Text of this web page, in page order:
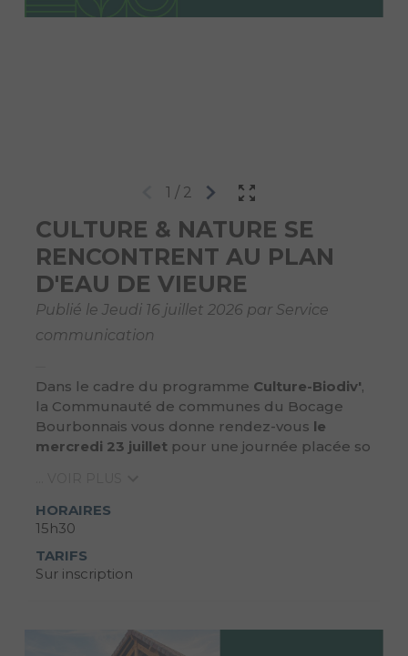
1 / 2
CULTURE & NATURE SE
RENCONTRENT AU PLAN
D'EAU DE VIEURE
Publié le Jeudi 16 juillet 2026 par Service
communication
Dans le cadre du programme Culture-Biodiv',
la Communauté de communes du Bocage
Bourbonnais vous donne rendez-vous le
mercredi 23 juillet pour une journée placée so
HORAIRES
15h30
TARIFS
Sur inscription